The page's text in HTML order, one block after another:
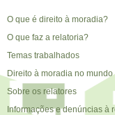
O que é direito à moradia?
O que faz a relatoria?
Temas trabalhados
Direito à moradia no mundo
Sobre os relatores
Informações e denúncias à